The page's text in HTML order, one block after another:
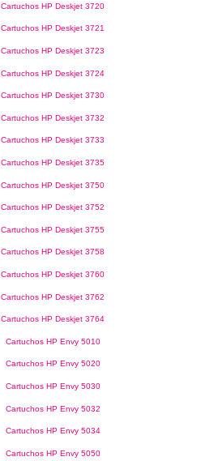
Cartuchos HP Deskjet 3720
Cartuchos HP Deskjet 3721
Cartuchos HP Deskjet 3723
Cartuchos HP Deskjet 3724
Cartuchos HP Deskjet 3730
Cartuchos HP Deskjet 3732
Cartuchos HP Deskjet 3733
Cartuchos HP Deskjet 3735
Cartuchos HP Deskjet 3750
Cartuchos HP Deskjet 3752
Cartuchos HP Deskjet 3755
Cartuchos HP Deskjet 3758
Cartuchos HP Deskjet 3760
Cartuchos HP Deskjet 3762
Cartuchos HP Deskjet 3764
Cartuchos HP Envy 5010
Cartuchos HP Envy 5020
Cartuchos HP Envy 5030
Cartuchos HP Envy 5032
Cartuchos HP Envy 5034
Cartuchos HP Envy 5050